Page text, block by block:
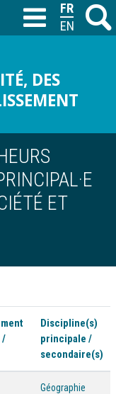
M
DES
T
ET
/
Discipline(s)
principale /
secondaire(s)
Géographie
FRANÇAIS
ENGLISH